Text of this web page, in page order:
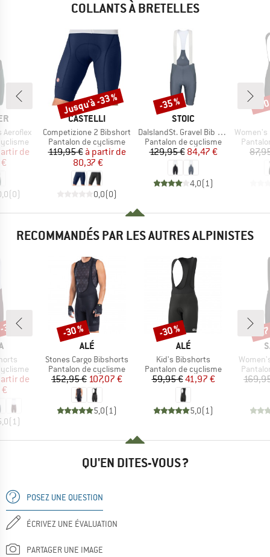
COLLANTS À BRETELLES
réduit
de
(0)
MARQUE
CASTELLI
Article
Competizione 2 Bibshort
Product group
Pantalon de cyclisme
Prix
119,95 € Prix réduit
à partir de
80,37 €
0,0(0)
Remise
Jusqu'à -33 %
MARQUE
STOIC
Article
DalslandSt. Gravel Bib Shorts II
Product group
Pantalon de cyclisme
Prix
129,95 €Prix réduit
84,47 €
4,0(1 )
Remise
-35 %
Article
Women's Pragma
-
RECOMMANDÉS PAR LES AUTRES ALPINISTES
réduit
de
(1)
%
MARQUE
ALÉ
Article
Stones Cargo Bibshorts
Product group
Pantalon de cyclisme
Prix
152,95 €Prix réduit
107,07 €
5,0(1)
Remise
-30 %
MARQUE
ALÉ
Article
Kid's Bibshorts
Product group
Pantalon de cyclisme
Prix
59,95 €Prix réduit
41,97 €
5,0(1)
Remise
-30 %
Article
-
QU'EN DITES-VOUS ?
POSEZ UNE QUESTION
ÉCRIVEZ UNE ÉVALUATION
PARTAGER UNE IMAGE